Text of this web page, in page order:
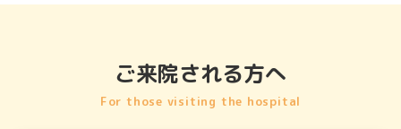
ご来院される方へ
For those visiting the hospital